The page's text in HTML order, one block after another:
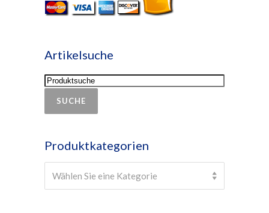
Artikelsuche
SUCHE
Produktkategorien
Select a category
Wählen Sie eine Kategorie